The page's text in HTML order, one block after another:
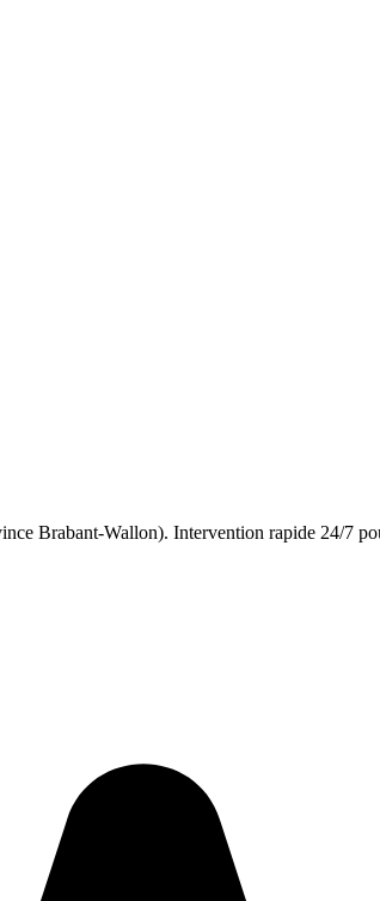
Brabant-Wallon). Intervention rapide 24/7